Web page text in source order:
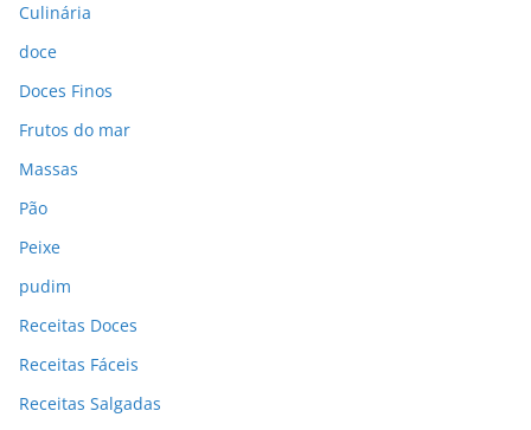
Culinária
doce
Doces Finos
Frutos do mar
Massas
Pão
Peixe
pudim
Receitas Doces
Receitas Fáceis
Receitas Salgadas